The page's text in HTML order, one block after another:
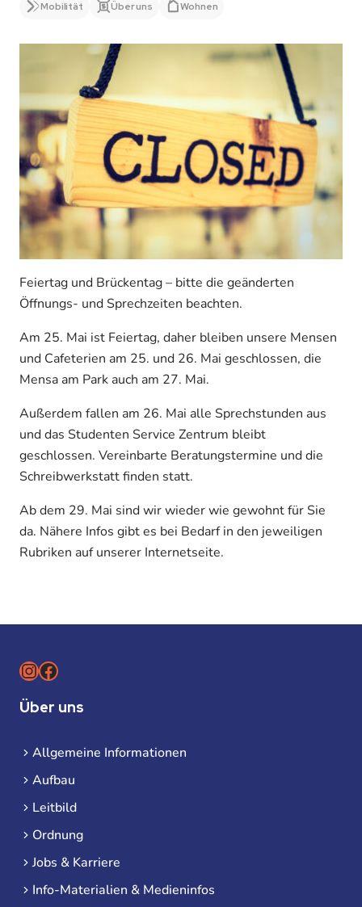
Mobilität
Über uns Wohnen
Feiertag und Brückentag – bitte die geänderten
Öffnungs- und Sprechzeiten beachten.
Am 25. Mai ist Feiertag, daher bleiben unsere Mensen
und Cafeterien am 25. und 26. Mai geschlossen, die
Mensa am Park auch am 27. Mai.
Außerdem fallen am 26. Mai alle Sprechstunden aus
und das Studenten Service Zentrum bleibt
geschlossen. Vereinbarte Beratungstermine und die
Schreibwerkstatt finden statt.
Ab dem 29. Mai sind wir wieder wie gewohnt für Sie
da. Nähere Infos gibt es bei Bedarf in den jeweiligen
Rubriken auf unserer Internetseite.
Instagram
Facebook
Über uns
Allgemeine Informationen
Aufbau
Leitbild
Ordnung
Jobs & Karriere
Info-Materialien & Medieninfos